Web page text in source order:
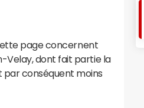
page concernent
Velay, dont fait partie la
par conséquent moins